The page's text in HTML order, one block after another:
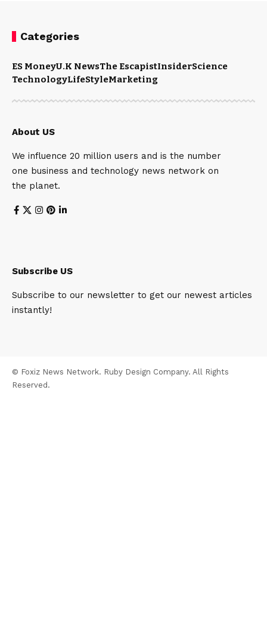
Categories
ES MoneyU.K NewsThe EscapistInsiderScience
TechnologyLifeStyleMarketing
About US
We influence 20 million users and is the number
one business and technology news network on
the planet.
Subscribe US
Subscribe to our newsletter to get our newest articles
instantly!
© Foxiz News Network. Ruby Design Company. All Rights
Reserved.